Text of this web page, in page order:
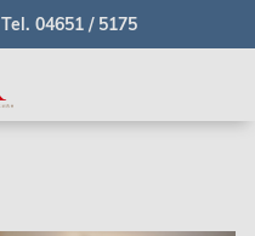
Tel. 04651 / 5175